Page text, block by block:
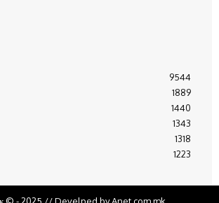
9544
1889
1440
1343
1318
1223
© - 2025 // Develped by Anet.com.mk